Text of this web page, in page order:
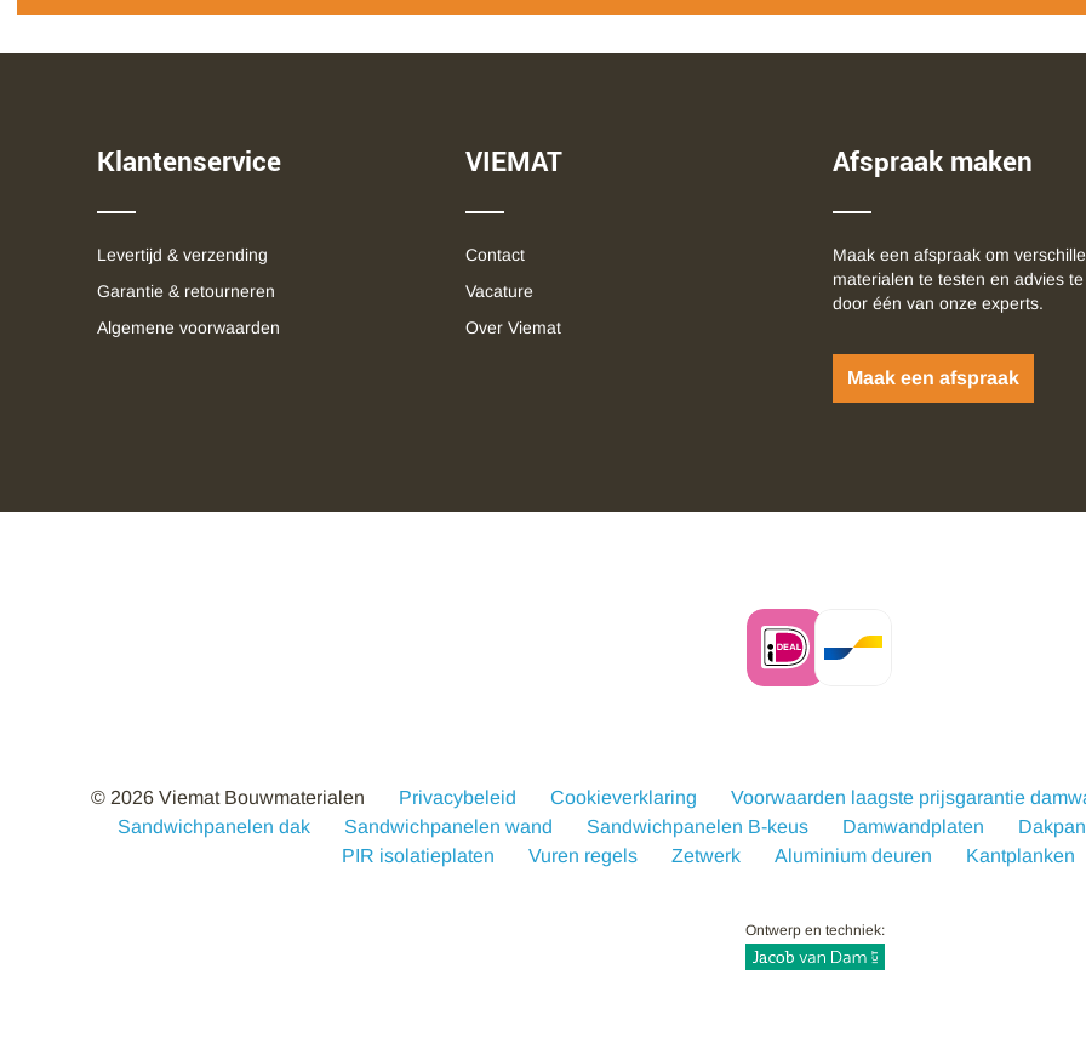
Klantenservice
Levertijd & verzending
Garantie & retourneren
Algemene voorwaarden
VIEMAT
Contact
Vacature
Over Viemat
Afspraak maken
Maak een afspraak om
materialen te testen en advies
door één van onze experts.
Maak een afspraak
© 2026 Viemat Bouwmaterialen Privacybeleid Cookieverklaring Voorwaarden laagste prijsgarantie
Sandwichpanelen dak
Sandwichpanelen wand Sandwichpanelen B-keus Damwandplaten
PIR isolatieplaten
Vuren regels Zetwerk Aluminium deuren Kantplanken
Ontwerp en techniek: